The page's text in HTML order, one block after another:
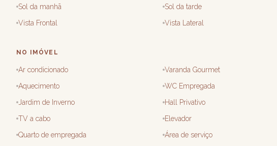
Sol da manhã Sol da tarde
Vista Frontal
Vista Lateral
NO IMÓVEL
Ar condicionado Varanda Gourmet
Aquecimento
WC Empregada
Jardim de Inverno
Hall Privativo
TV a cabo
Elevador
Quarto de empregada
Área de serviço